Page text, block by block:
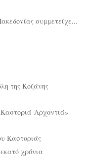
συμμετείχε...
της Κοζάνης
Αρχοντιά»
Καστοριάς
χρόνια